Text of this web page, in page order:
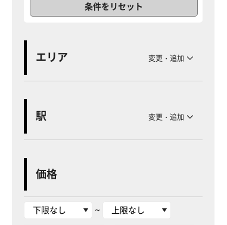
条件をリセット
エリア 変更・追加
駅 変更・追加
価格
~